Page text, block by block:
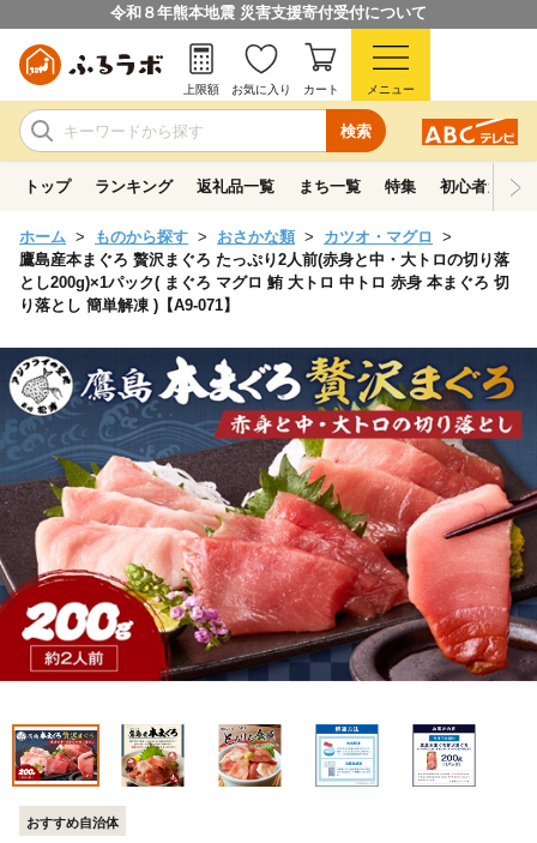
令和８年熊本地震 災害支援寄付受付について
検索
上限額 お気に入り カート メニュー
トップ ランキング 返礼品一覧 まち一覧 特集 初心者ガイド
ホーム ものから探す おさかな類
カツオ・マグロ
鷹島産本まぐろ 贅沢まぐろ たっぷり2人前(赤身と中・大トロの切り落
とし200g)×1パック( まぐろ マグロ 鮪 大トロ 中トロ 赤身 本まぐろ 切
り落とし 簡単解凍 )【A9-071】
おすすめ自治体